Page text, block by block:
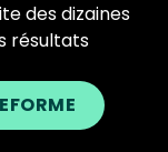
des dizaines
résultats